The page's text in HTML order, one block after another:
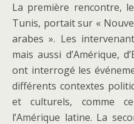
La première rencontre,
Tunis, portait sur «
arabes ». Les
mais aussi d’Amérique,
ont interrogé les
différents contextes
et culturels, comme
l’Amérique latine. La